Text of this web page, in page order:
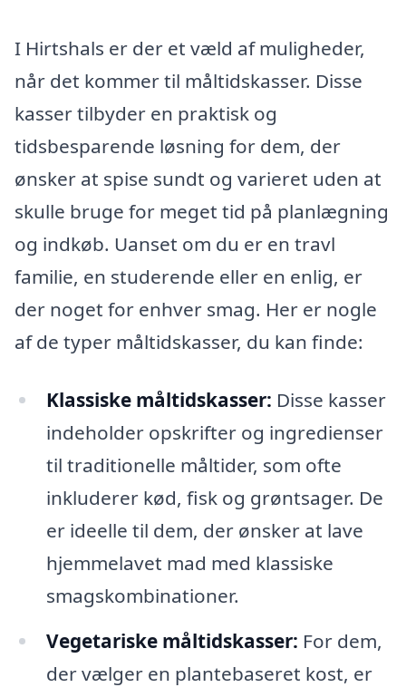
I Hirtshals er der et væld af muligheder,
når det kommer til måltidskasser. Disse
kasser tilbyder en praktisk og
tidsbesparende løsning for dem, der
ønsker at spise sundt og varieret uden at
skulle bruge for meget tid på planlægning
og indkøb. Uanset om du er en travl
familie, en studerende eller en enlig, er
der noget for enhver smag. Her er nogle
af de typer måltidskasser, du kan finde:
Klassiske måltidskasser: Disse kasser
indeholder opskrifter og ingredienser
til traditionelle måltider, som ofte
inkluderer kød, fisk og grøntsager. De
er ideelle til dem, der ønsker at lave
hjemmelavet mad med klassiske
smagskombinationer.
Vegetariske måltidskasser: For dem,
der vælger en plantebaseret kost, er